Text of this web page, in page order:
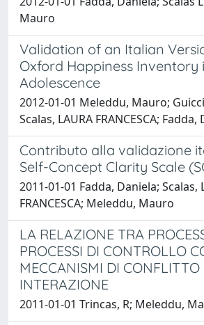
Mauro
Validation of an Italian
Oxford Happiness Inventory
Adolescence
2012-01-01 Meleddu, Mauro;
Scalas, LAURA FRANCESCA; Fadda,
Contributo alla validazione
Self-Concept Clarity Scale
2011-01-01 Fadda, Daniela; Scalas,
FRANCESCA; Meleddu, Mauro
LA RELAZIONE TRA
PROCESSI DI CONTROLLO
MECCANISMI DI CONFLITTO
INTERAZIONE
2011-01-01 Trincas, R; Meleddu,